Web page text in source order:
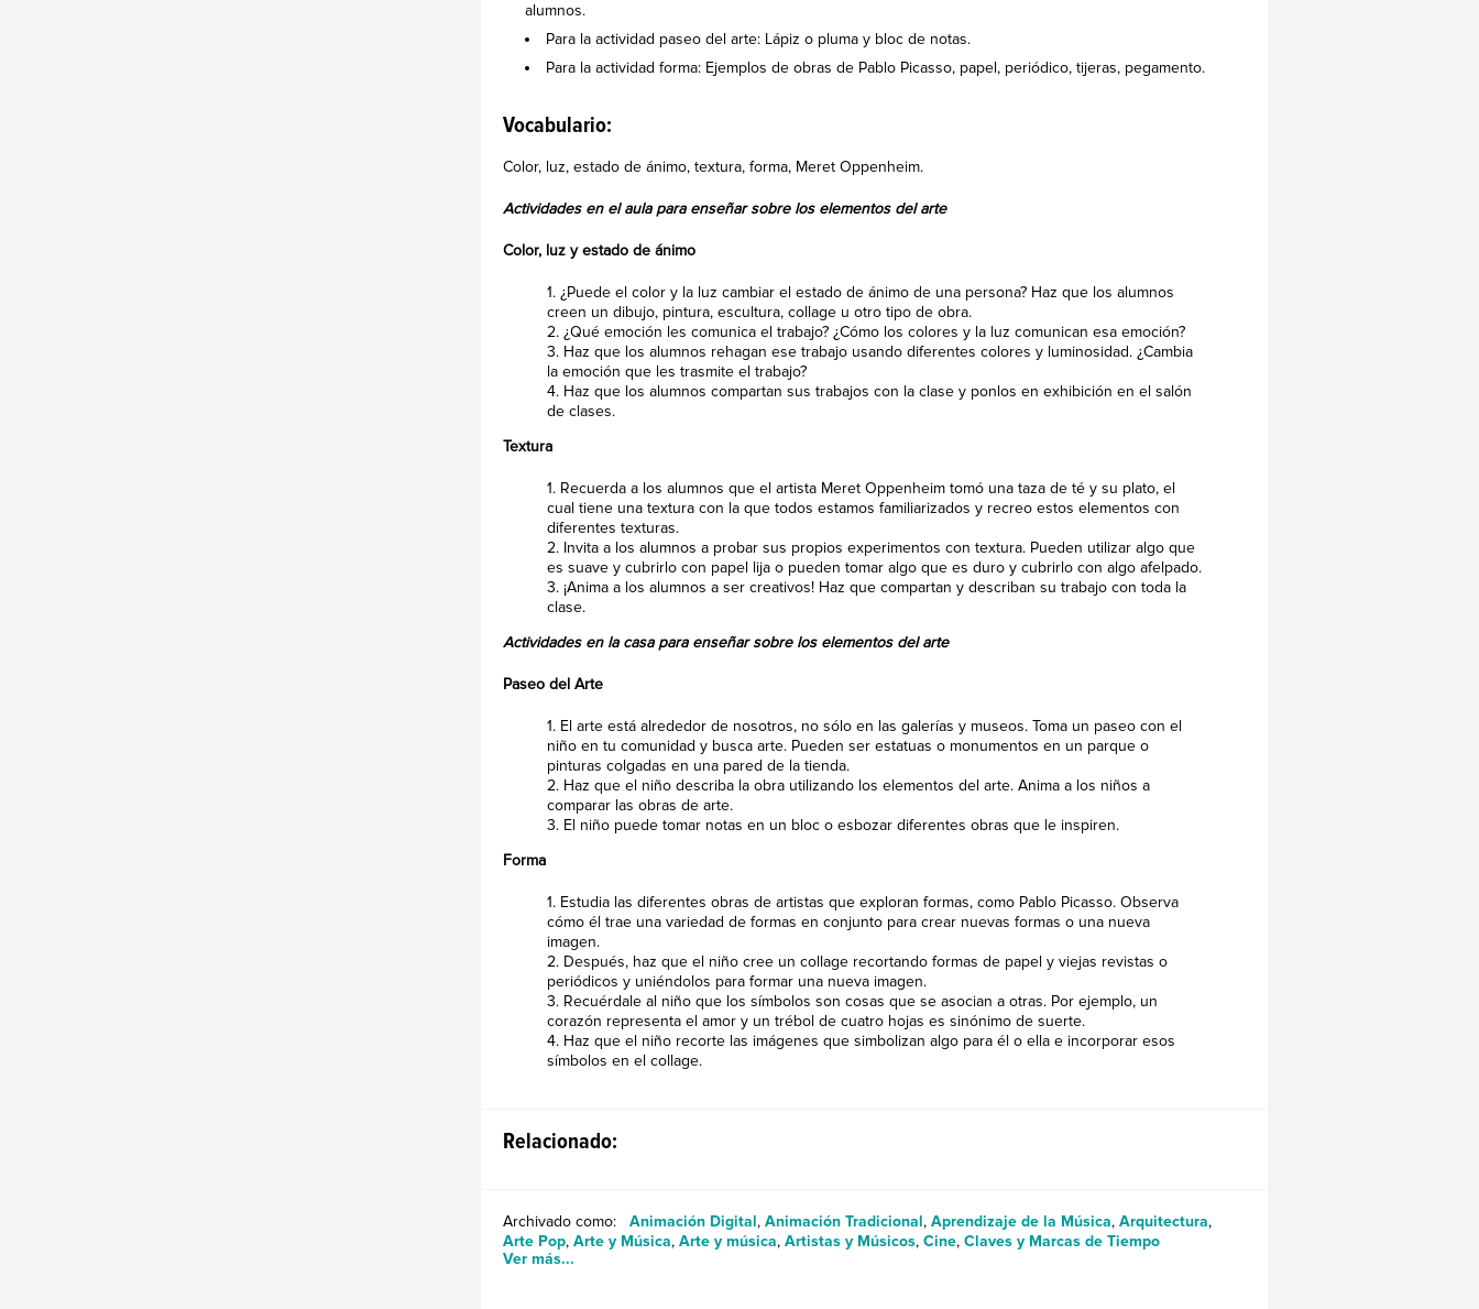
alumnos.
Para la actividad paseo del arte: Lápiz o pluma y bloc de notas.
Para la actividad forma: Ejemplos de obras de Pablo Picasso, papel, periódico, tijeras, pegamento.
Vocabulario:
Color, luz, estado de ánimo, textura, forma, Meret Oppenheim.
Actividades en el aula para enseñar sobre los elementos del arte
Color, luz y estado de ánimo
1. ¿Puede el color y la luz cambiar el estado de ánimo de una persona? Haz que los alumnos
creen un dibujo, pintura, escultura, collage u otro tipo de obra.
2. ¿Qué emoción les comunica el trabajo? ¿Cómo los colores y la luz comunican esa emoción?
3. Haz que los alumnos rehagan ese trabajo usando diferentes colores y luminosidad. ¿Cambia
la emoción que les trasmite el trabajo?
4. Haz que los alumnos compartan sus trabajos con la clase y ponlos en exhibición en el salón
de clases.
Textura
1. Recuerda a los alumnos que el artista Meret Oppenheim tomó una taza de té y su plato, el
cual tiene una textura con la que todos estamos familiarizados y recreo estos elementos con
diferentes texturas.
2. Invita a los alumnos a probar sus propios experimentos con textura. Pueden utilizar algo que
es suave y cubrirlo con papel lija o pueden tomar algo que es duro y cubrirlo con algo afelpado.
3. ¡Anima a los alumnos a ser creativos! Haz que compartan y describan su trabajo con toda la
clase.
Actividades en la casa para enseñar sobre los elementos del arte
Paseo del Arte
1. El arte está alrededor de nosotros, no sólo en las galerías y museos. Toma un paseo con el
niño en tu comunidad y busca arte. Pueden ser estatuas o monumentos en un parque o
pinturas colgadas en una pared de la tienda.
2. Haz que el niño describa la obra utilizando los elementos del arte. Anima a los niños a
comparar las obras de arte.
3. El niño puede tomar notas en un bloc o esbozar diferentes obras que le inspiren.
Forma
1. Estudia las diferentes obras de artistas que exploran formas, como Pablo Picasso. Observa
cómo él trae una variedad de formas en conjunto para crear nuevas formas o una nueva
imagen.
2. Después, haz que el niño cree un collage recortando formas de papel y viejas revistas o
periódicos y uniéndolos para formar una nueva imagen.
3. Recuérdale al niño que los símbolos son cosas que se asocian a otras. Por ejemplo, un
corazón representa el amor y un trébol de cuatro hojas es sinónimo de suerte.
4. Haz que el niño recorte las imágenes que simbolizan algo para él o ella e incorporar esos
símbolos en el collage.
Relacionado:
Archivado como: Animación Digital, Animación Tradicional, Aprendizaje de la Música, Arquitectura,
Arte Pop, Arte y Música, Arte y música, Artistas y Músicos, Cine, Claves y Marcas de Tiempo
Ver más...